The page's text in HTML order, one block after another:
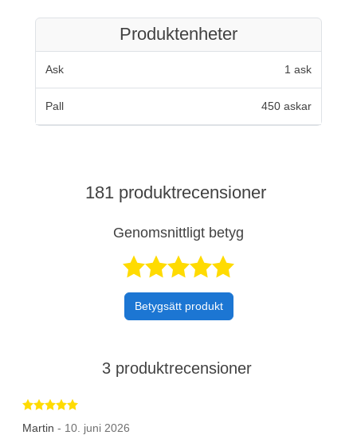
Produktenheter
Ask 1 ask
Pall 450 askar
181 produktrecensioner
Genomsnittligt betyg
Betygsatt 4,9
Betygsätt produkt
3 produktrecensioner
Betygsatt 5 av 5 stjärnor
Martin - 10. juni 2026